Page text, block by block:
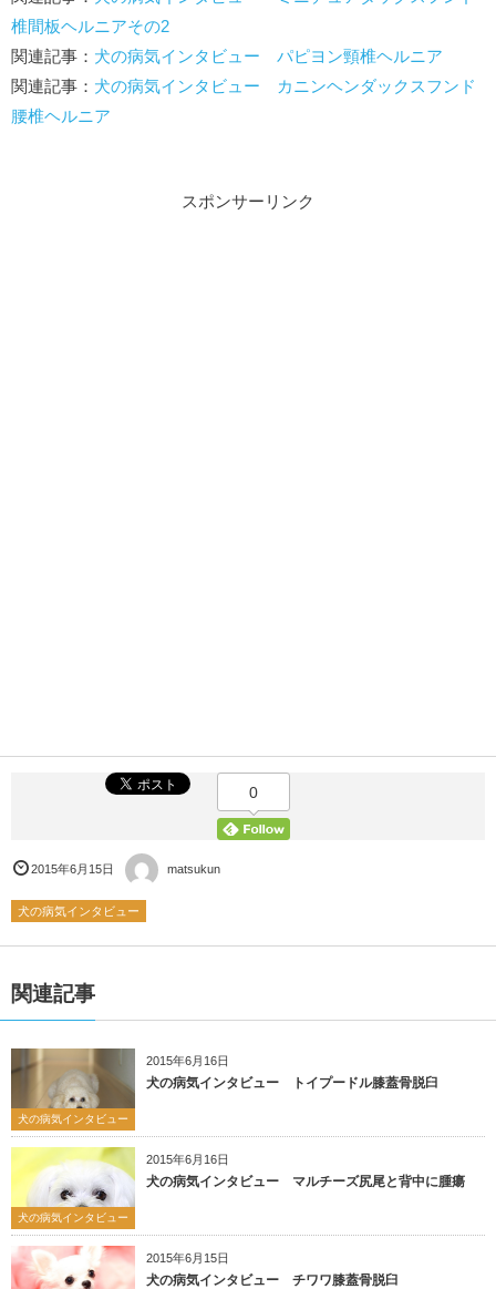
椎間板ヘルニアその2
関連記事： 犬の病気インタビュー パピヨン頸椎ヘルニア
関連記事： 犬の病気インタビュー カニンヘンダックスフンド
腰椎ヘルニア
スポンサーリンク
0
2015年6月15日 matsukun
犬の病気インタビュー
関連記事
2015年6月16日
犬の病気インタビュー
犬の病気インタビュー トイプードル膝蓋骨脱臼
2015年6月16日
犬の病気インタビュー
犬の病気インタビュー マルチーズ尻尾と背中に腫瘍
2015年6月15日
犬の病気インタビュー チワワ膝蓋骨脱臼